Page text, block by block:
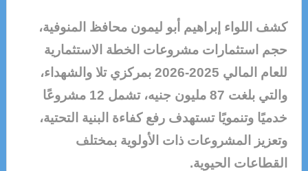
كشف اللواء إبراهيم أبو ليمون محافظ المنوفية،
حجم استثمارات مشروعات الخطة الاستثمارية
للعام المالي 2025-2026 بمركزي تلا والشهداء،
والتي بلغت 87 مليون جنيه، تشمل 12 مشروعًا
خدميًا وتنمويًا تستهدف رفع كفاءة البنية التحتية،
وتعزيز المشروعات ذات الأولوية بمختلف
القطاعات الحيوية.